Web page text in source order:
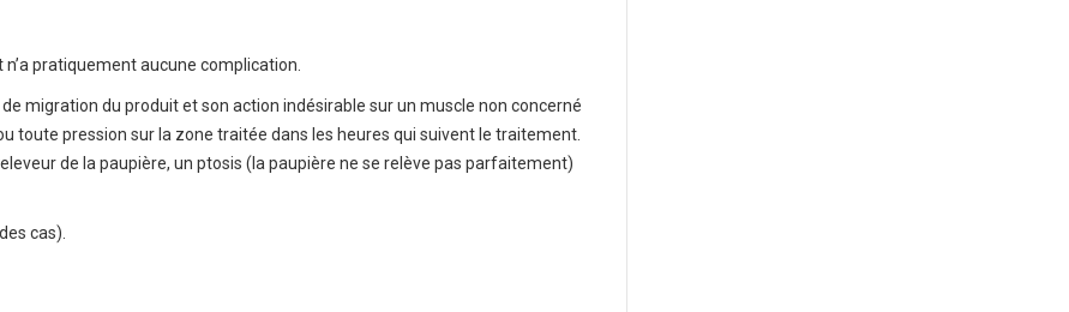
pratiquement aucune complication.
migration du produit et son action indésirable sur un muscle non concerné
toute pression sur la zone traitée dans les heures qui suivent le traitement.
de la paupière, un ptosis (la paupière ne se relève pas parfaitement)
cas).